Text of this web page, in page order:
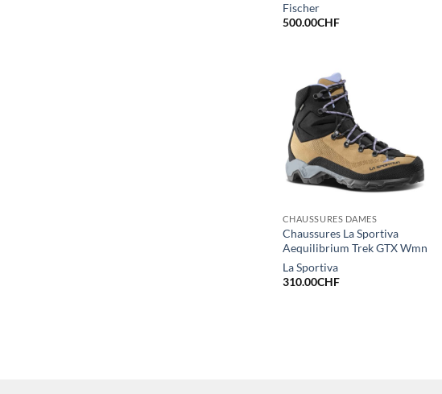
Fischer
500.00CHF
CHAUSSURES DAMES
Chaussures La Sportiva
Aequilibrium Trek GTX Wmn
La Sportiva
310.00CHF